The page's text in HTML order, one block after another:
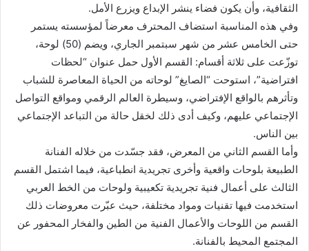
الثقافية، وأن يكون فضاء ينشر الإبداع ويزرع الأمل.
وفي هذه المناسبة استضاف المحترف معرضاً لمؤسسته يستمر
حتى الخامس عشر من شهر سبتمبر الجاري، ويضم (50) لوحة،
توزّعت على ثلاثة أقسام: القسم الأول حمل عنوان “لحظات
افتراضية”، استوحت “الصايغ” لوحاته من الحياة المعاصرة للشباب
وتأثرهم بالواقع الإفتراضي، وسيطرة العالم الرقمي ومواقع التواصل
الإجتماعي عليهم، وكيف أدى ذلك لخقل حالة من التباعد الإجتماعي
بين الناس.
وأما القسم الثاني من المعرض، فقد جسّدت من خلاله الفنانة
الطبيعة بلوحات واقعية وأخرى تجريدية انطباعية، فيما اشتمل القسم
الثالث على أعمال فنية تجريدية تكعيبية ولوحات من الخط العربي
استخدمت فيها تقنيات ومواد مختلفة، حيث عبّرت معروضات ذلك
القسم من اللوحات والأعمال الفنية من الطين والفخار المحفور عن
المجتمع المحيط بالفنانة.